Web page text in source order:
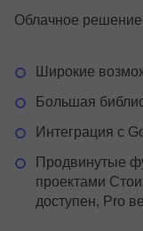
Облачное
Широкие
Большая
Интеграция с
Продвинутые
проектами
доступен, Pro